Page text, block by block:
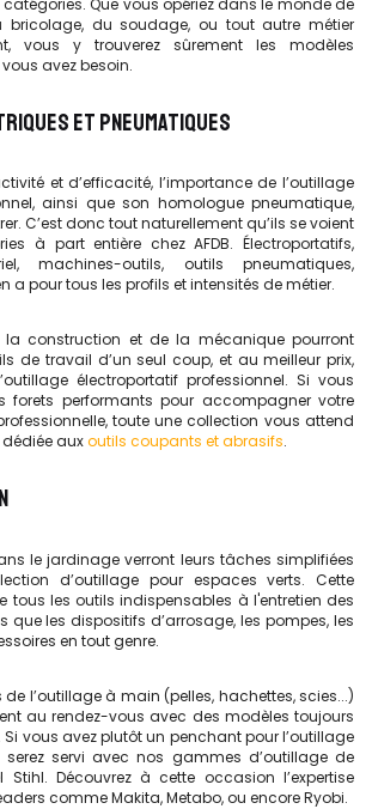
bricolage, du soudage, ou tout autre métier
vous y trouverez sûrement les modèles
avez besoin.
ET PNEUMATIQUES
et d’efficacité, l’importance de l’outillage
ainsi que son homologue pneumatique,
C’est donc tout naturellement qu’ils se voient
à part entière chez AFDB. Électroportatifs,
machines-outils, outils pneumatiques,
a pour tous les profils et intensités de métier.
la construction et de la mécanique pourront
de travail d’un seul coup, et au meilleur prix,
électroportatif professionnel. Si vous
forets performants pour accompagner votre
toute une collection vous attend
auxoutils coupants et abrasifs.
le jardinage verront leurs tâches simplifiées
d’outillage pour espaces verts. Cette
tous les outils indispensables à l'entretien des
que les dispositifs d’arrosage, les pompes, les
en tout genre.
l’outillage à main (pelles, hachettes, scies...)
au rendez-vous avec des modèles toujours
vous avez plutôt un penchant pour l’outillage
servi avec nos gammes d’outillage de
Stihl. Découvrez à cette occasion l’expertise
comme Makita, Metabo, ou encore Ryobi.